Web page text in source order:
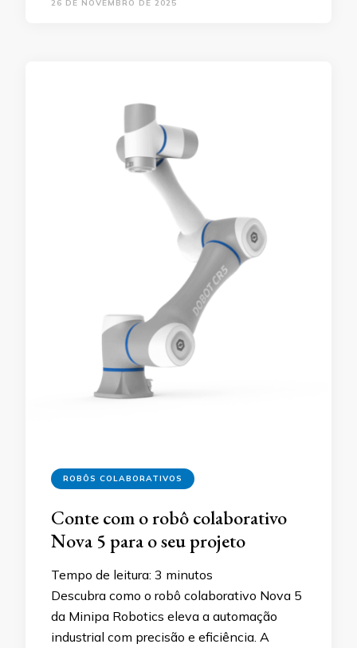
26 DE NOVEMBRO DE 2025
ROBÔS COLABORATIVOS
Conte com o robô colaborativo
Nova 5 para o seu projeto
Tempo de leitura: 3 minutos
Descubra como o robô colaborativo Nova 5
da Minipa Robotics eleva a automação
industrial com precisão e eficiência. A